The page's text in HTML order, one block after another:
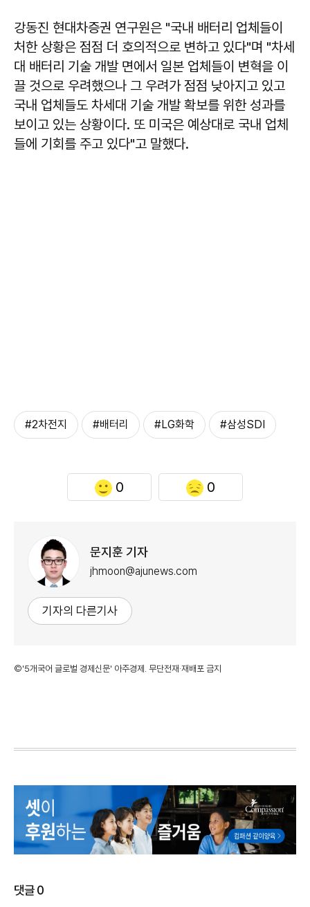
강동진 현대차증권 연구원은 "국내 배터리 업체들이
처한 상황은 점점 더 호의적으로 변하고 있다"며 "차세
대 배터리 기술 개발 면에서 일본 업체들이 변혁을 이
끌 것으로 우려했으나 그 우려가 점점 낮아지고 있고
국내 업체들도 차세대 기술 개발 확보를 위한 성과를
보이고 있는 상황이다. 또 미국은 예상대로 국내 업체
들에 기회를 주고 있다"고 말했다.
#2차전지 #배터리 #LG화학 #삼성SDI
0 0
문지훈 기자
jhmoon@ajunews.com
기자의 다른기사
©'5개국어 글로벌 경제신문' 아주경제. 무단전재·재배포 금지
댓글0